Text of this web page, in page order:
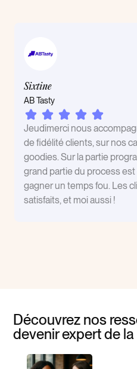
Sixtine
AB Tasty
Jeudimerci nous
de fidélité clients, sur nos
goodies. Sur la partie
grand partie du process
gagner un temps fou. Les
satisfaits, et moi aussi !
Découvrez nos
devenir expert de la